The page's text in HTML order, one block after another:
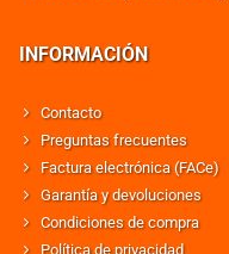
INFORMACIÓN
Contacto
Preguntas frecuentes
Factura electrónica (FACe)
Garantía y devoluciones
Condiciones de compra
Política de privacidad